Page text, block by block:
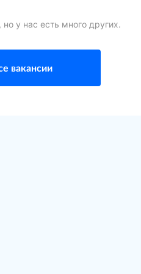
у нас есть много других.
вакансии